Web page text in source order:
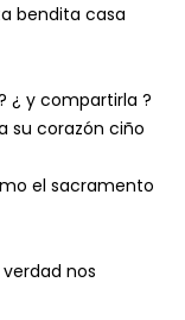
bendita casa
¿ y compartirla ?
su corazón ciño
el sacramento
nos